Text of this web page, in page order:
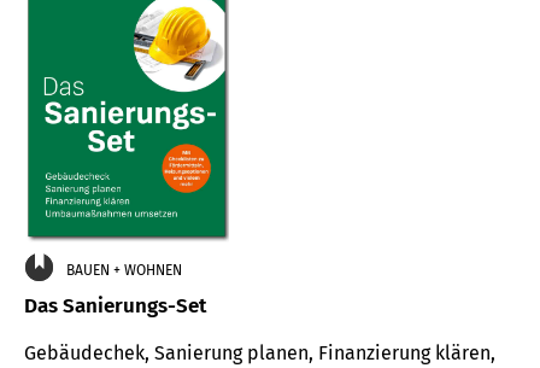
BAUEN + WOHNEN
Das Sanierungs-Set
Gebäudechek, Sanierung planen, Finanzierung klären,